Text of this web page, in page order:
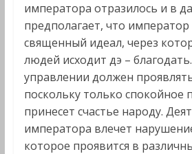
императора отразилось и в
предполагает, что император
священный идеал, через
людей исходит дэ –
управлении должен
поскольку только спокойное
принесет счастье народу.
императора влечет
которое проявится в